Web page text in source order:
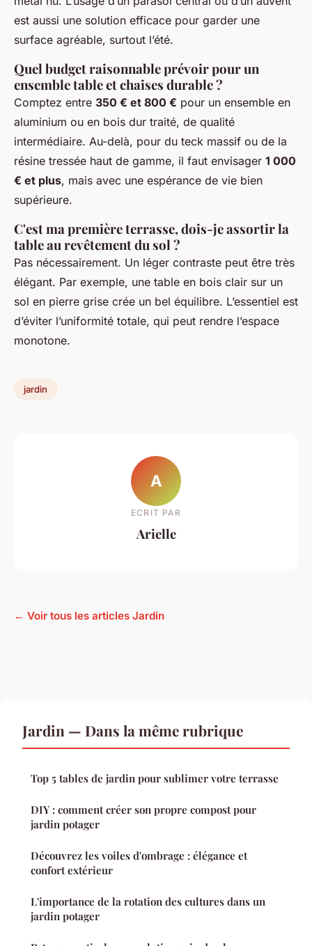
est aussi une solution efficace pour garder une
surface agréable, surtout l’été.
Quel budget raisonnable prévoir pour un
ensemble table et chaises durable ?
Comptez entre 350 € et 800 € pour un ensemble en
aluminium ou en bois dur traité, de qualité
intermédiaire. Au-delà, pour du teck massif ou de la
résine tressée haut de gamme, il faut envisager 1 000
€ et plus, mais avec une espérance de vie bien
supérieure.
C'est ma première terrasse, dois-je assortir la
table au revêtement du sol ?
Pas nécessairement. Un léger contraste peut être très
élégant. Par exemple, une table en bois clair sur un
sol en pierre grise crée un bel équilibre. L’essentiel est
d’éviter l’uniformité totale, qui peut rendre l’espace
monotone.
jardin
A
ECRIT PAR
Arielle
← Voir tous les articles Jardin
Jardin — Dans la même rubrique
Top 5 tables de jardin pour sublimer votre terrasse
DIY : comment créer son propre compost pour
jardin potager
Découvrez les voiles d'ombrage : élégance et
confort extérieur
L'importance de la rotation des cultures dans un
jardin potager